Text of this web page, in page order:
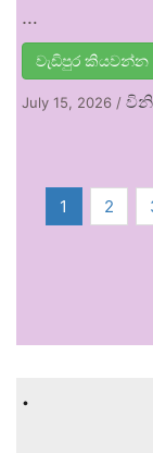
…
වැඩිපුර කියවන්න
July 15, 2026 /
1 2
.